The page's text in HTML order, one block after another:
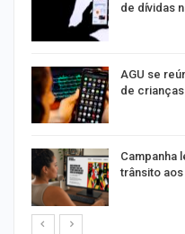
de dívidas
AGU se
de
Campanha
trânsito